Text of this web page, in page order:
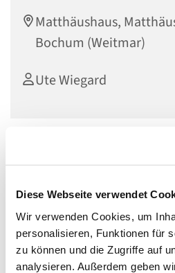
Diese Webseite verwendet
Wir verwenden Cookies, um
personalisieren, Funktionen für
zu können und die Zugriffe auf
analysieren. Außerdem geben
Matthäushaus,
Bochum (Weitmar)
Ute Wiegard